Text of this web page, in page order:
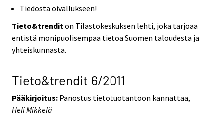
Tiedosta oivallukseen!
Tieto&trendit on Tilastokeskuksen lehti, joka tarjoaa
entistä monipuolisempaa tietoa Suomen taloudesta ja
yhteiskunnasta.
Tieto&trendit 6/2011
Pääkirjoitus: Panostus tietotuotantoon kannattaa,
Heli Mikkelä